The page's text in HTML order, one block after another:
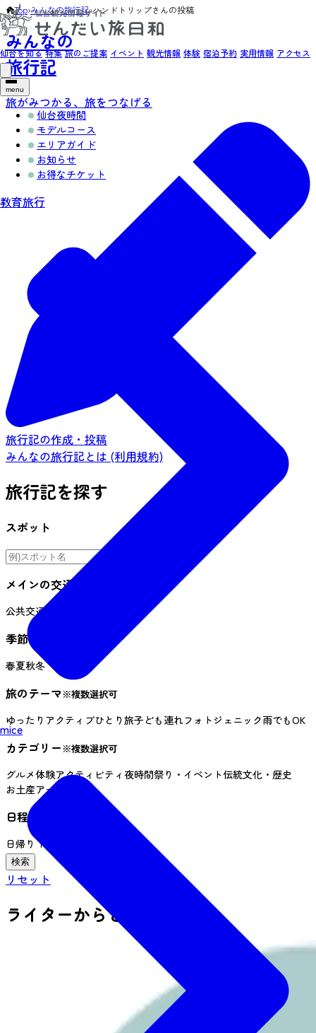
仙台を知る 特集 旅のご提案 イベント 観光情報 体験 宿泊予約 実用情報 アクセス
menu
仙台夜時間
モデルコース
エリアガイド
お知らせ
お得なチケット
教育旅行
mice
Top›みんなの旅行記›ハンドトリップさんの投稿
みんなの
旅行記
旅がみつかる、旅をつなげる
旅行記の作成・投稿
みんなの旅行記とは (利用規約)
旅行記を探す
スポット
メインの交通手段
公共交通機関
季節
春夏秋冬
旅のテーマ※複数選択可
ゆったり アクティブひとり旅子ども連れフォトジェニック雨でもOK
カテゴリー※複数選択可
グルメ体験アクティビティ 夜時間祭り・イベント伝統文化・歴史
お土産アート
日程※複数選択可
日帰り１泊２日
リセット
ライターからさがす